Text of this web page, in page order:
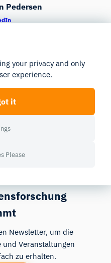
Pedersen
Preferred source
Newsletter, um die
und Veranstaltungen
zu erhalten.
your privacy and only
experience.
it
Please